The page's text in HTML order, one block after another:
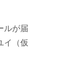
ルが届
イ（仮